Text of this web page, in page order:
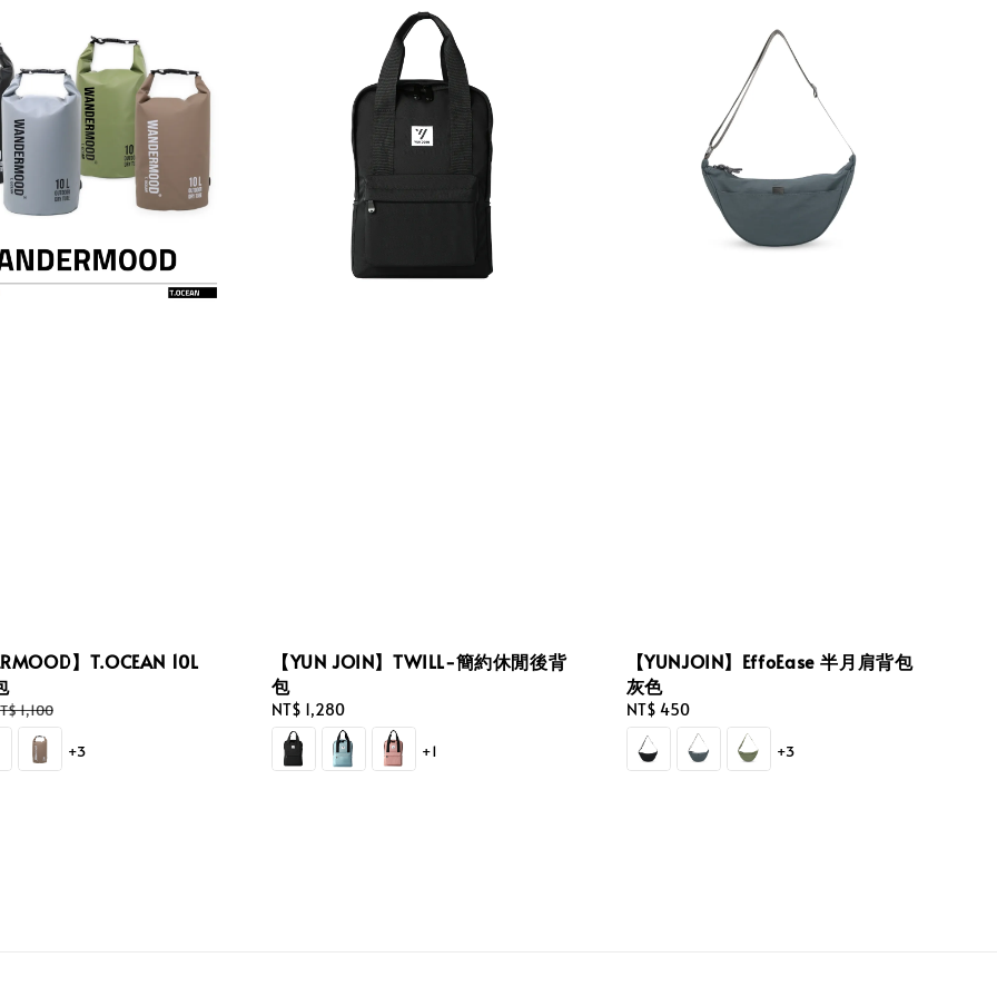
】T.OCEAN 10L
1,100
+3
【YUN JOIN】TWILL-簡約休閒後背
包
Regular
price
NT$ 1,280
+1
【YUNJOIN】EffoEase 半月肩背包
灰色
Regular
price
NT$ 450
+3